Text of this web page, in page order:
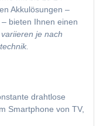
Akkulösungen –
bieten Ihnen einen
je nach
drahtlose
Smartphone von TV,